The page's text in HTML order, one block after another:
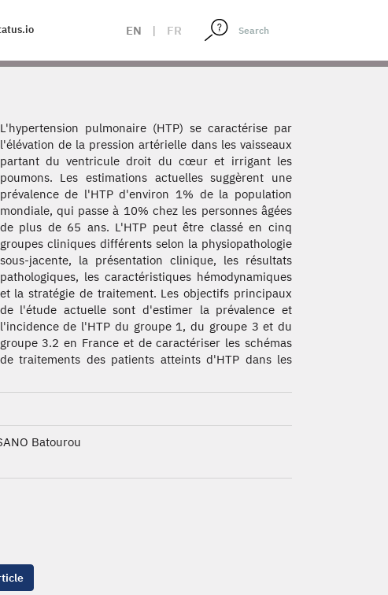
EN | FR
L'hypertension pulmonaire (HTP) se caractérise par
l'élévation de la pression artérielle dans les vaisseaux
partant du ventricule droit du cœur et irrigant les
poumons. Les estimations actuelles suggèrent une
prévalence de l'HTP d'environ 1% de la population
mondiale, qui passe à 10% chez les personnes âgées
de plus de 65 ans. L'HTP peut être classé en cinq
groupes cliniques différents selon la physiopathologie
sous-jacente, la présentation clinique, les résultats
pathologiques, les caractéristiques hémodynamiques
et la stratégie de traitement. Les objectifs principaux
de l'étude actuelle sont d'estimer la prévalence et
l'incidence de l'HTP du groupe 1, du groupe 3 et du
groupe 3.2 en France et de caractériser les schémas
de traitements des patients atteints d'HTP dans les
Batourou